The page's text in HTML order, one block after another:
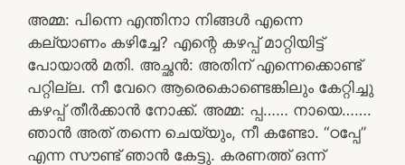
അമ്മ: പിന്നെ എന്തിനാ നിങ്ങൾ എന്നെ
കല്യാണം കഴിച്ചേ? എന്റെ കഴപ്പ് മാറ്റിയിട്ട്
പോയാൽ മതി. അച്ഛൻ: അതിന് എന്നെക്കൊണ്ട്
പറ്റില്ല. നീ വേറെ ആരെകൊണ്ടെങ്കിലും കേറ്റിച്ചു
കഴപ്പ് തീർക്കാൻ നോക്ക്. അമ്മ: പ്പ…… നായെ…….
ഞാൻ അത് തന്നെ ചെയ്യും, നീ കണ്ടോ. “ഠപ്പേ”
എന്ന സൗണ്ട് ഞാൻ കേട്ടു. കരണത്ത് ഒന്ന്